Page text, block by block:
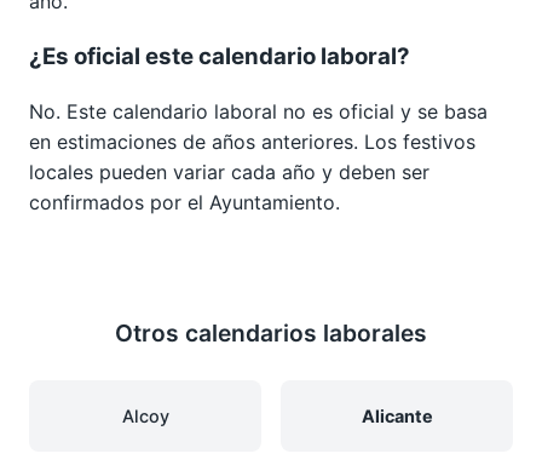
¿Es oficial este calendario laboral?
No. Este calendario laboral no es oficial y se basa
en estimaciones de años anteriores. Los festivos
locales pueden variar cada año y deben ser
confirmados por el Ayuntamiento.
Otros calendarios laborales
Alcoy Alicante